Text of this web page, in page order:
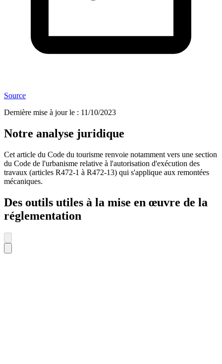
Source
Dernière mise à jour le : 11/10/2023
Notre analyse juridique
Cet article du Code du tourisme renvoie notamment vers une section
du Code de l'urbanisme relative à l'autorisation d'exécution des
travaux (articles R472-1 à R472-13) qui s'applique aux remontées
mécaniques.
Des outils utiles à la mise en œuvre de la
réglementation